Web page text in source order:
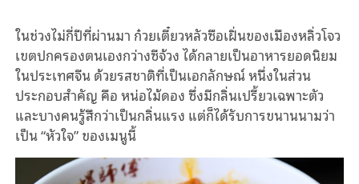
ในช่วงไม่กี่ปีที่ผ่านมา ก๋วยเตี๋ยวหลัวซือเฝิ่นของเมืองหลิ่วโจว
เขตปกครองตนเองกว่างซีจ้วง ได้กลายเป็นอาหารยอดนิยม
ในประเทศจีน ด้วยรสชาติที่เป็นเอกลักษณ์ หนึ่งในส่วน
ประกอบสำคัญ คือ หน่อไม้ดอง ซึ่งมีกลิ่นเปรี้ยวเฉพาะตัว
และบางคนรู้สึกว่าเป็นกลิ่นแรง แต่ก็ได้รับการขนานนามว่า
เป็น “หัวใจ” ของเมนูนี้